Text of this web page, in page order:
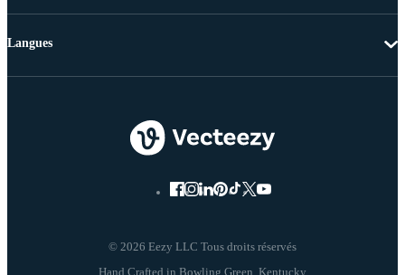
© 2026 Eezy LLC Tous droits réservés
Langues